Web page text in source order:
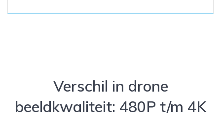
Verschil in drone
beeldkwaliteit: 480P t/m 4K